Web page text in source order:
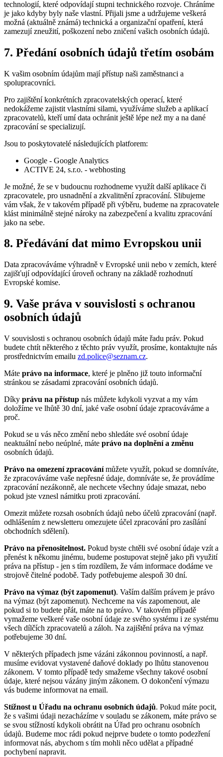
technologií, které odpovídají stupni technického rozvoje. Chráníme
je jako kdyby byly naše vlastní. Přijali jsme a udržujeme veškerá
možná (aktuálně známá) technická a organizační opatření, která
zamezují zneužití, poškození nebo zničení vašich osobních údajů.
7. Předání osobních údajů třetím osobám
K vašim osobním údajům mají přístup naši zaměstnanci a
spolupracovníci.
Pro zajištění konkrétních zpracovatelských operací, které
nedokážeme zajistit vlastními silami, využíváme služeb a aplikací
zpracovatelů, kteří umí data ochránit ještě lépe než my a na dané
zpracování se specializují.
Jsou to poskytovatelé následujících platforem:
Google - Google Analytics
ACTIVE 24, s.r.o. - webhosting
Je možné, že se v budoucnu rozhodneme využít další aplikace či
zpracovatele, pro usnadnění a zkvalitnění zpracování. Slibujeme
vám však, že v takovém případě při výběru, budeme na zpracovatele
klást minimálně stejné nároky na zabezpečení a kvalitu zpracování
jako na sebe.
8. Předávání dat mimo Evropskou unii
Data zpracováváme výhradně v Evropské unii nebo v zemích, které
zajišťují odpovídající úroveň ochrany na základě rozhodnutí
Evropské komise.
9. Vaše práva v souvislosti s ochranou
osobních údajů
V souvislosti s ochranou osobních údajů máte řadu práv. Pokud
budete chtít některého z těchto práv využít, prosíme, kontaktujte nás
prostřednictvím emailu zd.police@seznam.cz.
Máte právo na informace, které je plněno již touto informační
stránkou se zásadami zpracování osobních údajů.
Díky právu na přístup nás můžete kdykoli vyzvat a my vám
doložíme ve lhůtě 30 dní, jaké vaše osobní údaje zpracováváme a
proč.
Pokud se u vás něco změní nebo shledáte své osobní údaje
neaktuální nebo neúplné, máte právo na doplnění a změnu
osobních údajů.
Právo na omezení zpracovánímůžete využít, pokud se domníváte,
že zpracováváme vaše nepřesné údaje, domníváte se, že provádíme
zpracování nezákonně, ale nechcete všechny údaje smazat, nebo
pokud jste vznesl námitku proti zpracování.
Omezit můžete rozsah osobních údajů nebo účelů zpracování (např.
odhlášením z newsletteru omezujete účel zpracování pro zasílání
obchodních sdělení).
Právo na přenositelnost. Pokud byste chtěli své osobní údaje vzít a
přenést k někomu jinému, budeme postupovat stejně jako při využití
práva na přístup - jen s tím rozdílem, že vám informace dodáme ve
strojově čitelné podobě. Tady potřebujeme alespoň 30 dní.
Právo na výmaz (být zapomenut). Vaším dalším právem je právo
na výmaz (být zapomenut). Nechceme na vás zapomenout, ale
pokud si to budete přát, máte na to právo. V takovém případě
vymažeme veškeré vaše osobní údaje ze svého systému i ze systému
všech dílčích zpracovatelů a záloh. Na zajištění práva na výmaz
potřebujeme 30 dní.
V některých případech jsme vázáni zákonnou povinností, a např.
musíme evidovat vystavené daňové doklady po lhůtu stanovenou
zákonem. V tomto případě tedy smažeme všechny takové osobní
údaje, které nejsou vázány jiným zákonem. O dokončení výmazu
vás budeme informovat na email.
Stížnost u Úřadu na ochranu osobních údajů. Pokud máte pocit,
že s vašimi údaji nezacházíme v souladu se zákonem, máte právo se
se svou stížností kdykoli obrátit na Úřad pro ochranu osobních
údajů. Budeme moc rádi pokud nejprve budete o tomto podezření
informovat nás, abychom s tím mohli něco udělat a případné
pochybení napravit.